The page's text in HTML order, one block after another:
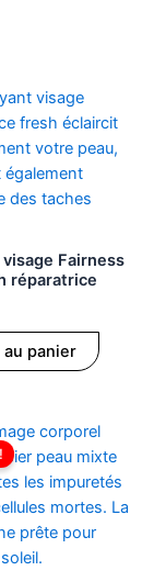
Fairness
réparatrice
panier
Le
prix
actuel
est :
2.50 €.